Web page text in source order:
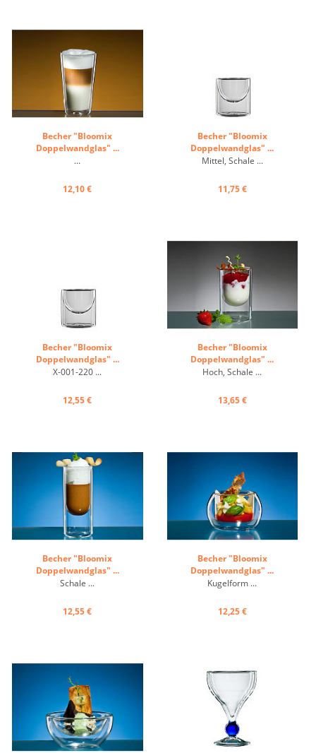
Becher "Bloomix
Doppelwandglas" ...
...
12,10 €
Becher "Bloomix
Doppelwandglas" ...
Mittel, Schale ...
11,75 €
Becher "Bloomix
Doppelwandglas" ...
X-001-220 ...
12,55 €
Becher "Bloomix
Doppelwandglas" ...
Hoch, Schale ...
13,65 €
Becher "Bloomix
Doppelwandglas" ...
Schale ...
12,55 €
Becher "Bloomix
Doppelwandglas" ...
Kugelform ...
12,25 €